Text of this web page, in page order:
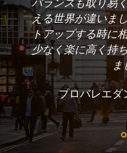
よ
バランスも取り易
える世界が違いま
トアップする時に
少なく楽に高く持
ま
プロバレエダ